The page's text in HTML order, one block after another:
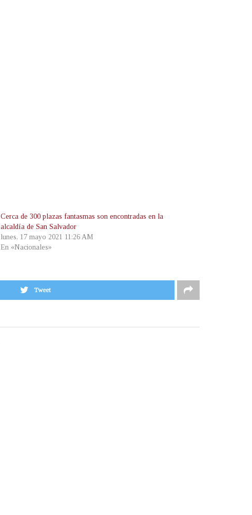
Cerca de 300 plazas fantasmas son encontradas en la
alcaldía de San Salvador
lunes, 17 mayo 2021 11:26 AM
En «Nacionales»
Tweet